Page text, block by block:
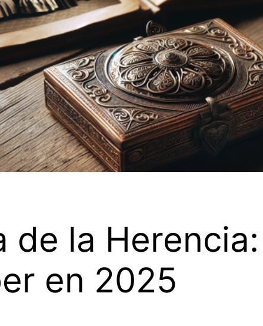
de la
en 2025